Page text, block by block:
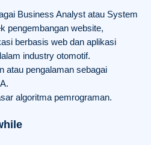
Business Analyst atau System
pengembangan website,
berbasis web dan aplikasi
industry otomotif.
atau pengalaman sebagai
algoritma pemrograman.